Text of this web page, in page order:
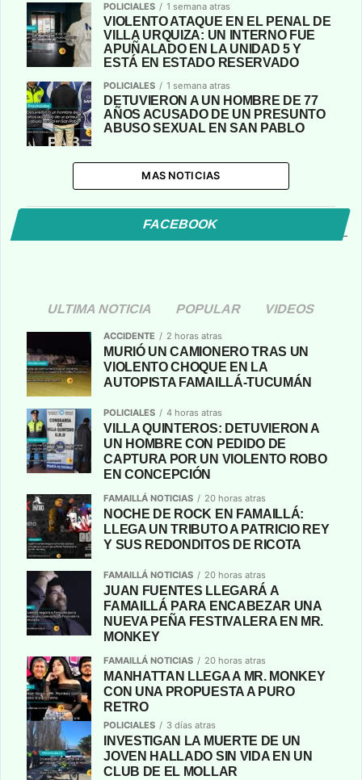
POLICIALES 1 semana atras
VIOLENTO ATAQUE EN EL PENAL DE
VILLA URQUIZA: UN INTERNO FUE
APUÑALADO EN LA UNIDAD 5 Y
ESTÁ EN ESTADO RESERVADO
POLICIALES 1 semana atras
DETUVIERON A UN HOMBRE DE 77
AÑOS ACUSADO DE UN PRESUNTO
ABUSO SEXUAL EN SAN PABLO
MAS NOTICIAS
FACEBOOK
ULTIMA NOTICIA POPULAR VIDEOS
ACCIDENTE 2 horas atras
MURIÓ UN CAMIONERO TRAS UN
VIOLENTO CHOQUE EN LA
AUTOPISTA FAMAILLÁ-TUCUMÁN
POLICIALES 4 horas atras
VILLA QUINTEROS: DETUVIERON A
UN HOMBRE CON PEDIDO DE
CAPTURA POR UN VIOLENTO ROBO
EN CONCEPCIÓN
FAMAILLÁ NOTICIAS 20 horas atras
NOCHE DE ROCK EN FAMAILLÁ:
LLEGA UN TRIBUTO A PATRICIO REY
Y SUS REDONDITOS DE RICOTA
FAMAILLÁ NOTICIAS 20 horas atras
JUAN FUENTES LLEGARÁ A
FAMAILLÁ PARA ENCABEZAR UNA
NUEVA PEÑA FESTIVALERA EN MR.
MONKEY
FAMAILLÁ NOTICIAS 20 horas atras
MANHATTAN LLEGA A MR. MONKEY
CON UNA PROPUESTA A PURO
RETRO
POLICIALES 3 días atras
INVESTIGAN LA MUERTE DE UN
JOVEN HALLADO SIN VIDA EN UN
CLUB DE EL MOLLAR